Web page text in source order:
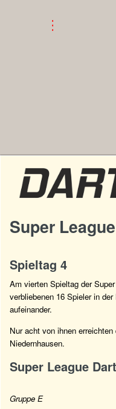
Super
Spieltag 4
Am vierten Spieltag der
verbliebenen 16 Spieler in
aufeinander.
Nur acht von ihnen
Niedernhausen.
Super League
Gruppe E